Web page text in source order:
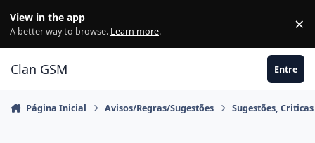
View in the app
A better way to browse. Learn more. ×
Clan GSM Entre
Página Inicial Avisos/Regras/Sugestões Sugestões,